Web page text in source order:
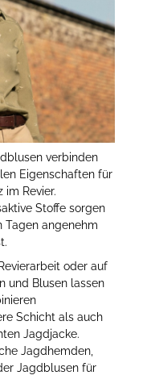
verbinden
Eigenschaften für
im Revier.
Stoffe sorgen
Tagen angenehm
oder auf
und Blusen lassen
Schicht als auch
Jagdjacke.
Jagdhemden,
Jagdblusen für